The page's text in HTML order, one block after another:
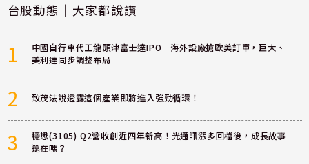
台股動態｜大家都說讚
1
中國自行車代工龍頭津富士達IPO 海外設廠搶歐美訂單，巨大、
美利達同步調整布局
2 致茂法說透露這個產業即將進入強勁循環！
3
穩懋(3105) Q2營收創近四年新高！光通訊漲多回檔後，成長故事
還在嗎？